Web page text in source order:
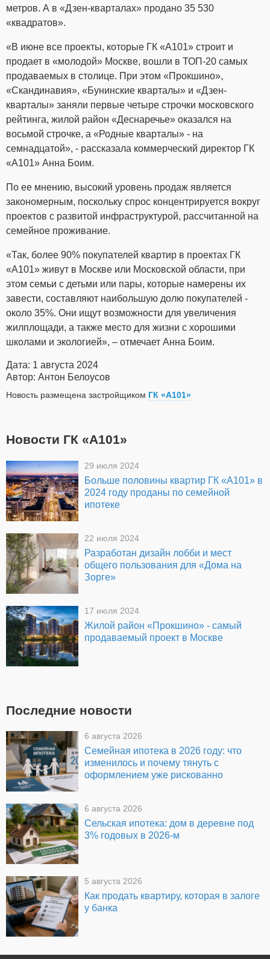
метров. А в «Дзен-кварталах» продано 35 530
«квадратов».
«В июне все проекты, которые ГК «А101» строит и
продает в «молодой» Москве, вошли в ТОП-20 самых
продаваемых в столице. При этом «Прокшино»,
«Скандинавия», «Бунинские кварталы» и «Дзен-
кварталы» заняли первые четыре строчки московского
рейтинга, жилой район «Деснаречье» оказался на
восьмой строчке, а «Родные кварталы» - на
семнадцатой», - рассказала коммерческий директор ГК
«А101» Анна Боим.
По ее мнению, высокий уровень продаж является
закономерным, поскольку спрос концентрируется вокруг
проектов с развитой инфраструктурой, рассчитанной на
семейное проживание.
«Так, более 90% покупателей квартир в проектах ГК
«А101» живут в Москве или Московской области, при
этом семьи с детьми или пары, которые намерены их
завести, составляют наибольшую долю покупателей -
около 35%. Они ищут возможности для увеличения
жилплощади, а также место для жизни с хорошими
школами и экологией», – отмечает Анна Боим.
Дата: 1 августа 2024
Автор: Антон Белоусов
Новость размещена застройщиком ГК «А101»
Новости ГК «А101»
29 июля 2024
Больше половины квартир ГК «А101» в
2024 году проданы по семейной
ипотеке
22 июля 2024
Разработан дизайн лобби и мест
общего пользования для «Дома на
Зорге»
17 июля 2024
Жилой район «Прокшино» - самый
продаваемый проект в Москве
Последние новости
6 августа 2026
Семейная ипотека в 2026 году: что
изменилось и почему тянуть с
оформлением уже рискованно
6 августа 2026
Сельская ипотека: дом в деревне под
3% годовых в 2026-м
5 августа 2026
Как продать квартиру, которая в залоге
у банка